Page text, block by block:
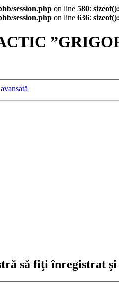
session.php on line 580:
session.php on line 636:
să fiţi înregistrat